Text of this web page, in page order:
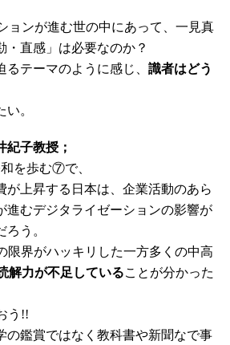
ョンが進む世の中にあって、一見真
・直感」は必要なのか？
るテーマのように感じ、 識者はどう
。
紀子教授；
を歩む⑦で、
が上昇する日本は、企業活動のあら
進むデジタライゼーションの影響が
う。
限界がハッキリした一方多くの中高
解力が不足していることが分かった
う!!
の鑑賞ではなく教科書や新聞なで事